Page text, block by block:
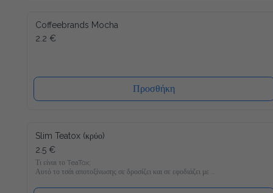
Coffeebrands Mocha
2.2 €
Προσθήκη
Slim Teatox (κρύο)
2.5 €
Τι είναι το TeaTox;
Αυτό το τσάι αποτοξίνωσης σε δροσίζει και σε εφοδιάζει με
22 βιταμίνες και μέταλλα και είναι γεμάτο υγιεινά υλικά όπως
Matcha, κουρκουμά και φυσικά γλυκομαννάνη, το οποίο σε